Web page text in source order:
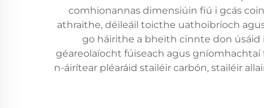
comhionannas dimensiúin fiú i gcás
athraithe, déileáil toicthe uathoibríoch
go háirithe a bheith cinnte don úsáid
géareolaíocht fúiseach agus gníomhachtaí
n-áirítear pléaráid stailéir carbón, stailéir